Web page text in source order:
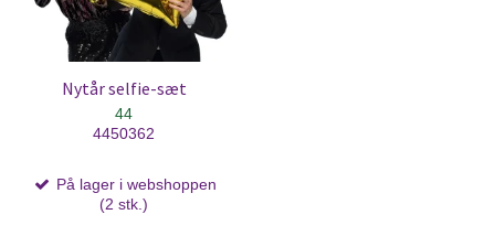
Nytår selfie-sæt
44
4450362
På lager i webshoppen
(2 stk.)